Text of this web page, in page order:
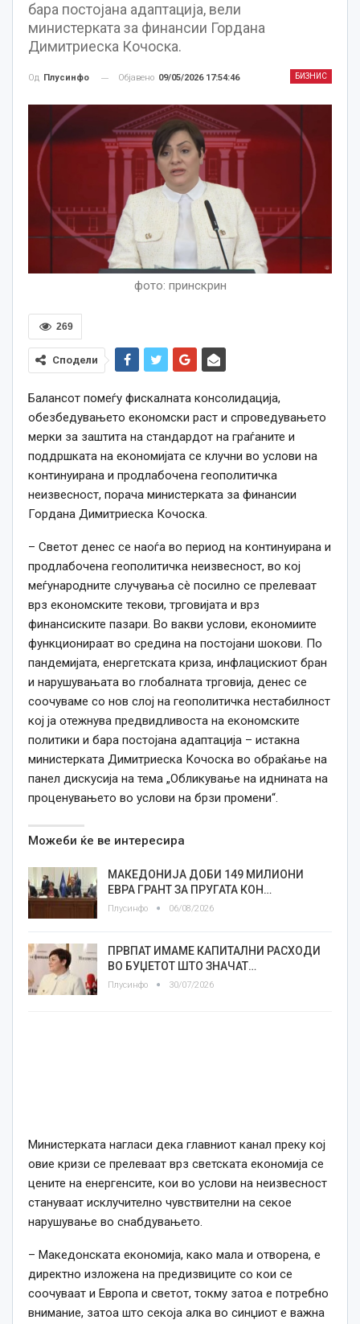
бара постојана адаптација, вели
министерката за финансии Гордана
Димитриеска Кочоска.
БИЗНИС
Од Плусинфо Објавено 09/05/2026 17:54:46
фото: принскрин
269
Сподели
Балансот помеѓу фискалната консолидација,
обезбедувањето економски раст и спроведувањето
мерки за заштита на стандардот на граѓаните и
поддршкaта на економијата се клучни во услови на
континуирана и продлабочена геополитичка
неизвесност, порача министерката за финансии
Гордана Димитриеска Кочоска.
– Светот денес се наоѓа во период на континуирана и
продлабочена геополитичка неизвесност, во кој
меѓународните случувања сè посилно се прелеваат
врз економските текови, трговијата и врз
финансиските пазари. Во вакви услови, економиите
функционираат во средина на постојани шокови. По
пандемијата, енергетската криза, инфлацискиот бран
и нарушувањата во глобалната трговија, денес се
соочуваме со нов слој на геополитичка нестабилност
кој ја отежнува предвидливоста на економските
политики и бара постојана адаптација – истакна
министерката Димитриеска Кочоска во обраќање на
панел дискусија на тема „Обликување на иднината на
проценувањето во услови на брзи промени“.
Можеби ќе ве интересира
МАКЕДОНИЈА ДОБИ 149 МИЛИОНИ
ЕВРА ГРАНТ ЗА ПРУГАТА КОН…
Плусинфо 06/08/2026
ПРВПАТ ИМАМЕ КАПИТАЛНИ РАСХОДИ
ВО БУЏЕТОТ ШТО ЗНАЧАТ…
Плусинфо 30/07/2026
Министерката нагласи дека главниот канал преку кој
овие кризи се прелеваат врз светската економија се
цените на енергенсите, кои во услови на неизвесност
стануваат исклучително чувствителни на секое
нарушување во снабдувањето.
– Македонската економија, како мала и отворена, е
директно изложена на предизвиците со кои се
соочуваат и Европа и светот, токму затоа е потребно
внимание, затоа што секоја алка во синџиот е важна